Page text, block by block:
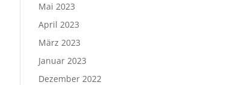
Mai 2023
April 2023
März 2023
Januar 2023
Dezember 2022